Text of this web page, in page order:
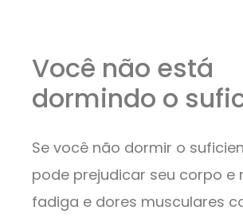
Você não está
dormindo o
Se você não dormir o
pode prejudicar seu corpo e
fadiga e dores musculares